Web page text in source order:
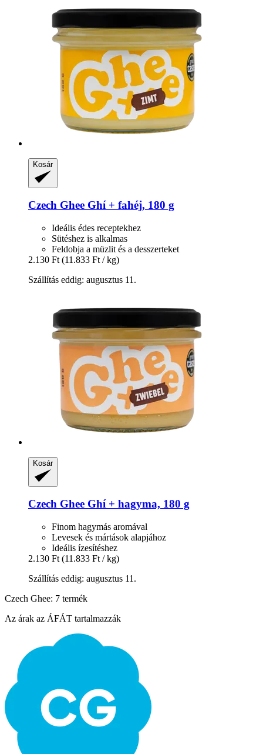
Kosár
Czech Ghee Ghí + fahéj, 180 g
Ideális édes receptekhez
Sütéshez is alkalmas
Feldobja a müzlit és a desszerteket
2.130 Ft (11.833 Ft / kg)
Szállítás eddig: augusztus 11.
Kosár
Czech Ghee Ghí + hagyma, 180 g
Finom hagymás aromával
Levesek és mártások alapjához
Ideális ízesítéshez
2.130 Ft (11.833 Ft / kg)
Szállítás eddig: augusztus 11.
Czech Ghee: 7 termék
Az árak az ÁFÁT tartalmazzák